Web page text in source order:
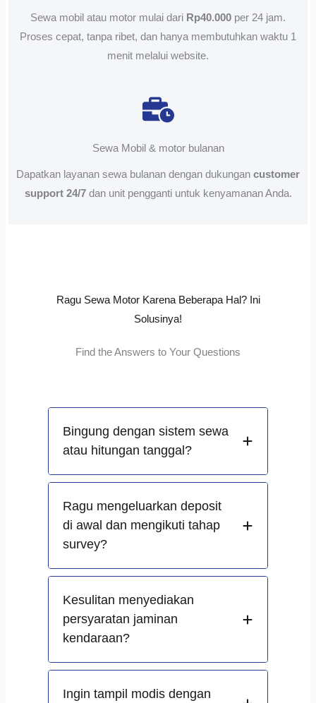
Sewa mobil atau motor mulai dari Rp40.000 per 24 jam.
Proses cepat, tanpa ribet, dan hanya membutuhkan waktu 1
menit melalui website.
Sewa Mobil & motor bulanan
Dapatkan layanan sewa bulanan dengan dukungan customer
support 24/7dan unit pengganti untuk kenyamanan Anda.
Ragu Sewa Motor Karena Beberapa Hal? Ini
Solusinya!
Find the Answers to Your Questions
Bingung dengan sistem sewa
atau hitungan tanggal?
Ragu mengeluarkan deposit
di awal dan mengikuti tahap
survey?
Kesulitan menyediakan
persyaratan jaminan
kendaraan?
Ingin tampil modis dengan